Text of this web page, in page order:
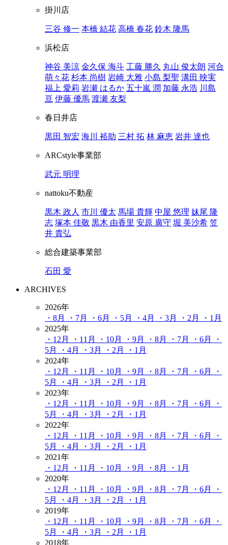
掛川店
三谷 修一 本橋 結花 高橋 春花 鈴木 隆馬
浜松店
神谷 美涼 金久保 海斗 工藤 勝久 丸山 俊太朗 河合
萌々花 杉本 尚樹 岩崎 大雅 小島 梨聖 溝田 映実
福上 愛莉 岩瀬 はるか 五十嵐 潤 加藤 永浩 川島
亘 伊藤 優馬 渡瀬 友梨
春日井店
黒田 智宏 海川 裕助 三村 拓 林 麻恵 岩井 達也
ARCstyle事業部
武元 明理
nattoku不動産
黒木 政人 市川 優太 馬場 貴輝 中屋 悠理 妹尾 隆
志 塚本 佳敬 黒木 由香里 安原 廣守 堀 美沙希 笠
井 貴弘
総合建築事業部
石田 愛
ARCHIVES
2026年
・8月
・7月 ・6月 ・5月 ・4月 ・3月 ・2月
・1月
2025年
・12月
・11月 ・10月 ・9月 ・8月 ・7月 ・6月
・
5月
・4月 ・3月 ・2月
・1月
2024年
・12月
・11月 ・10月 ・9月 ・8月 ・7月 ・6月
・
5月
・4月 ・3月 ・2月
・1月
2023年
・12月
・11月 ・10月 ・9月 ・8月 ・7月 ・6月
・
5月
・4月 ・3月 ・2月
・1月
2022年
・12月
・11月 ・10月 ・9月 ・8月 ・7月 ・6月
・
5月
・4月 ・3月 ・2月
・1月
2021年
・12月
・11月 ・10月 ・9月 ・8月
・1月
2020年
・12月
・11月 ・10月 ・9月 ・8月 ・7月 ・6月
・
5月
・4月 ・3月 ・2月
・1月
2019年
・12月
・11月 ・10月 ・9月 ・8月 ・7月 ・6月
・
5月
・4月 ・3月 ・2月
・1月
2018年